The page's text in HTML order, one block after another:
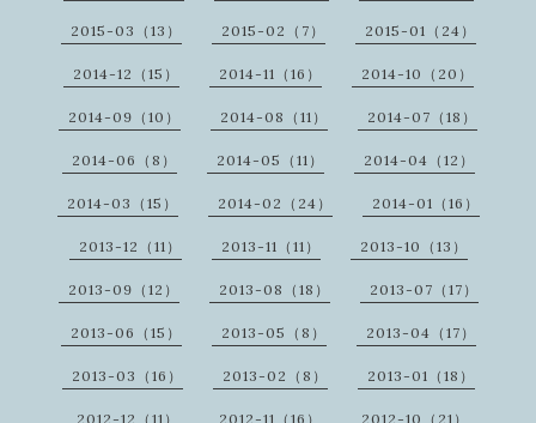
2015-03（13） 2015-02（7） 2015-01（24）
2014-12（15） 2014-11（16） 2014-10（20）
2014-09（10） 2014-08（11） 2014-07（18）
2014-06（8） 2014-05（11） 2014-04（12）
2014-03（15） 2014-02（24） 2014-01（16）
2013-12（11） 2013-11（11） 2013-10（13）
2013-09（12） 2013-08（18） 2013-07（17）
2013-06（15） 2013-05（8） 2013-04（17）
2013-03（16） 2013-02（8） 2013-01（18）
2012-12（11） 2012-11（16） 2012-10（21）